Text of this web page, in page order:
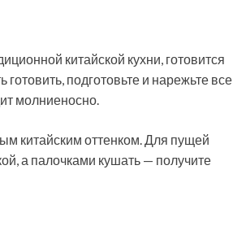
китайской кухни, готовится
подготовьте и нарежьте все
молниеносно.
китайским оттенком. Для пущей
а палочками кушать — получите